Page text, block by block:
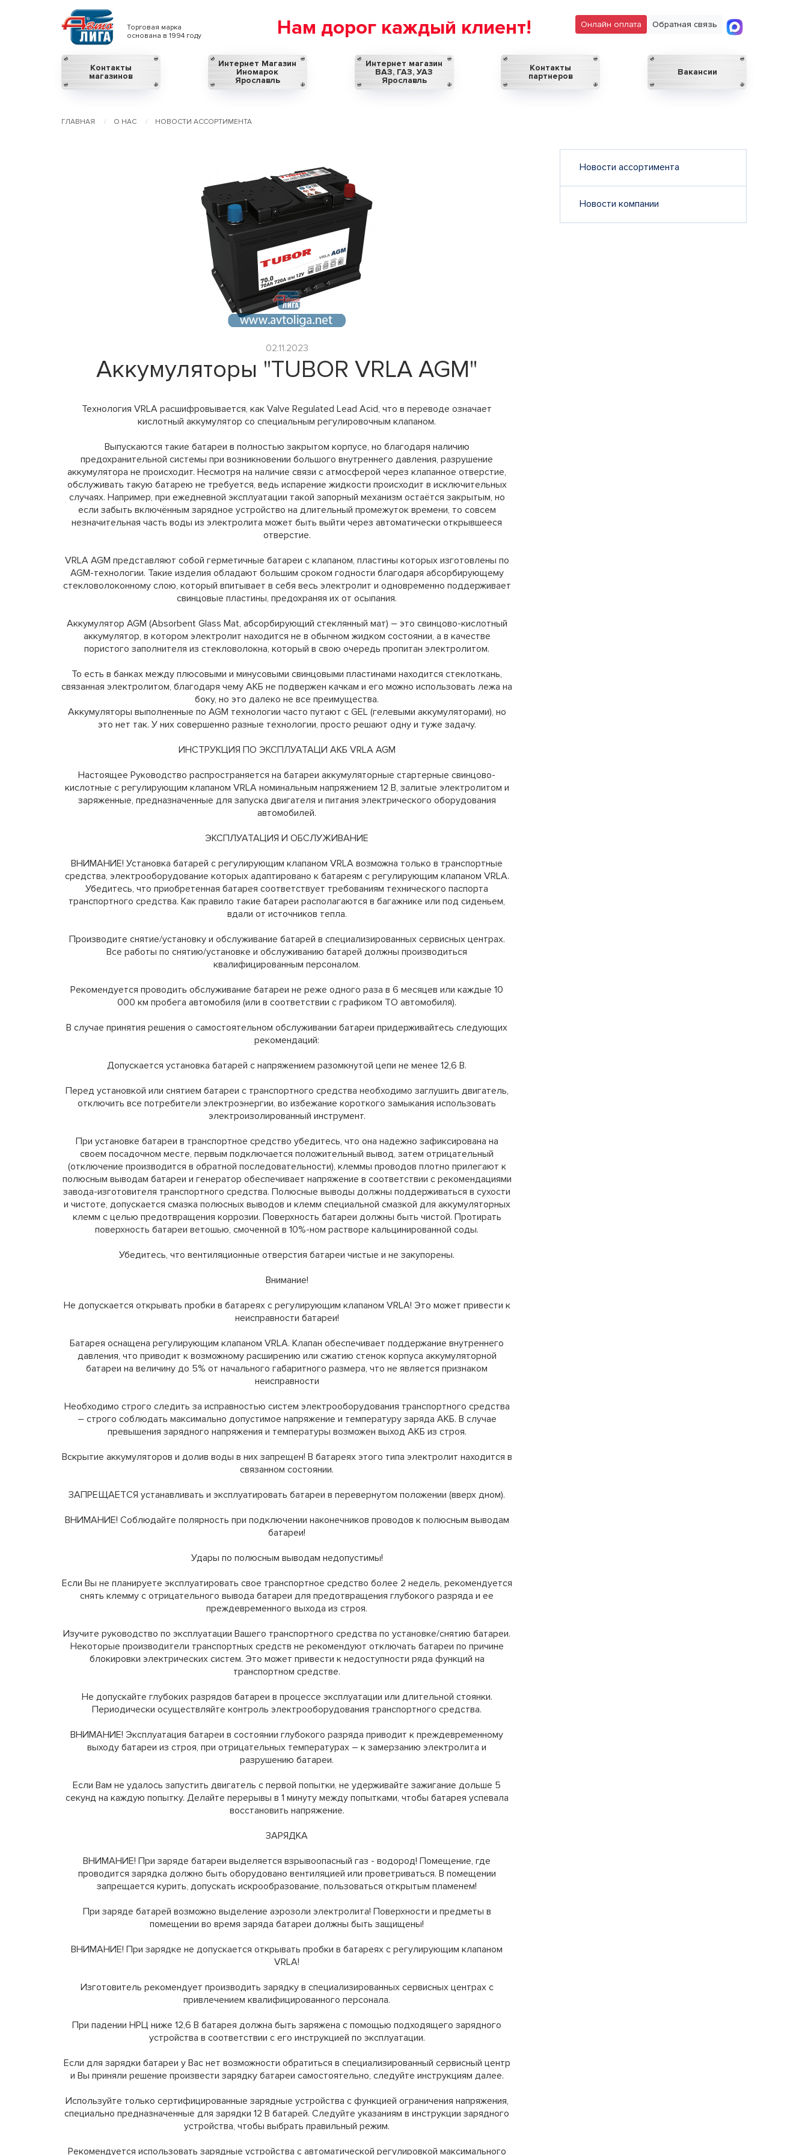
Торговая марка
основана в 1994 году
Нам дорог каждый клиент! Обратная связь
Онлайн оплата
Контакты
магазинов
Интернет Магазин
Иномарок
Ярославль
Интернет магазин
ВАЗ, ГАЗ, УАЗ
Ярославль
Контакты
партнеров
Вакансии
ГЛАВНАЯ О НАС НОВОСТИ АССОРТИМЕНТА
Новости ассортимента
Новости компании
02.11.2023
Аккумуляторы "TUBOR VRLA AGM"
Технология VRLA расшифровывается, как Valve Regulated Lead Acid, что в переводе означает
кислотный аккумулятор со специальным регулировочным клапаном.
Выпускаются такие батареи в полностью закрытом корпусе, но благодаря наличию
предохранительной системы при возникновении большого внутреннего давления, разрушение
аккумулятора не происходит. Несмотря на наличие связи с атмосферой через клапанное отверстие,
обслуживать такую батарею не требуется, ведь испарение жидкости происходит в исключительных
случаях. Например, при ежедневной эксплуатации такой запорный механизм остаётся закрытым, но
если забыть включённым зарядное устройство на длительный промежуток времени, то совсем
незначительная часть воды из электролита может быть выйти через автоматически открывшееся
отверстие.
VRLA AGM представляют собой герметичные батареи с клапаном, пластины которых изготовлены по
AGM-технологии. Такие изделия обладают большим сроком годности благодаря абсорбирующему
стекловолоконному слою, который впитывает в себя весь электролит и одновременно поддерживает
свинцовые пластины, предохраняя их от осыпания.
Аккумулятор AGM (Absorbent Glass Mat, абсорбирующий стеклянный мат) – это свинцово-кислотный
аккумулятор, в котором электролит находится не в обычном жидком состоянии, а в качестве
пористого заполнителя из стекловолокна, который в свою очередь пропитан электролитом.
То есть в банках между плюсовыми и минусовыми свинцовыми пластинами находится стеклоткань,
связанная электролитом, благодаря чему АКБ не подвержен качкам и его можно использовать лежа на
боку, но это далеко не все преимущества.
Аккумуляторы выполненные по AGM технологии часто путают с GEL (гелевыми аккумуляторами), но
это нет так. У них совершенно разные технологии, просто решают одну и туже задачу.
ИНСТРУКЦИЯ ПО ЭКСПЛУАТАЦИ АКБ VRLA AGM
Настоящее Руководство распространяется на батареи аккумуляторные стартерные свинцово-
кислотные с регулирующим клапаном VRLA номинальным напряжением 12 В, залитые электролитом и
заряженные, предназначенные для запуска двигателя и питания электрического оборудования
автомобилей.
ЭКСПЛУАТАЦИЯ И ОБСЛУЖИВАНИЕ
ВНИМАНИЕ! Установка батарей с регулирующим клапаном VRLA возможна только в транспортные
средства, электрооборудование которых адаптировано к батареям с регулирующим клапаном VRLA.
Убедитесь, что приобретенная батарея соответствует требованиям технического паспорта
транспортного средства. Как правило такие батареи располагаются в багажнике или под сиденьем,
вдали от источников тепла.
Производите снятие/установку и обслуживание батарей в специализированных сервисных центрах.
Все работы по снятию/установке и обслуживанию батарей должны производиться
квалифицированным персоналом.
Рекомендуется проводить обслуживание батареи не реже одного раза в 6 месяцев или каждые 10
000 км пробега автомобиля (или в соответствии с графиком ТО автомобиля).
В случае принятия решения о самостоятельном обслуживании батареи придерживайтесь следующих
рекомендаций:
Допускается установка батарей с напряжением разомкнутой цепи не менее 12,6 В.
Перед установкой или снятием батареи с транспортного средства необходимо заглушить двигатель,
отключить все потребители электроэнергии, во избежание короткого замыкания использовать
электроизолированный инструмент.
При установке батареи в транспортное средство убедитесь, что она надежно зафиксирована на
своем посадочном месте, первым подключается положительный вывод, затем отрицательный
(отключение производится в обратной последовательности), клеммы проводов плотно прилегают к
полюсным выводам батареи и генератор обеспечивает напряжение в соответствии с рекомендациями
завода-изготовителя транспортного средства. Полюсные выводы должны поддерживаться в сухости
и чистоте, допускается смазка полюсных выводов и клемм специальной смазкой для аккумуляторных
клемм с целью предотвращения коррозии. Поверхность батареи должны быть чистой. Протирать
поверхность батареи ветошью, смоченной в 10%-ном растворе кальцинированной соды.
Убедитесь, что вентиляционные отверстия батареи чистые и не закупорены.
Внимание!
Не допускается открывать пробки в батареях с регулирующим клапаном VRLA! Это может привести к
неисправности батареи!
Батарея оснащена регулирующим клапаном VRLA. Клапан обеспечивает поддержание внутреннего
давления, что приводит к возможному расширению или сжатию стенок корпуса аккумуляторной
батареи на величину до 5% от начального габаритного размера, что не является признаком
неисправности
Необходимо строго следить за исправностью систем электрооборудования транспортного средства
– строго соблюдать максимально допустимое напряжение и температуру заряда АКБ. В случае
превышения зарядного напряжения и температуры возможен выход АКБ из строя.
Вскрытие аккумуляторов и долив воды в них запрещен! В батареях этого типа электролит находится в
связанном состоянии.
ЗАПРЕЩАЕТСЯ устанавливать и эксплуатировать батареи в перевернутом положении (вверх дном).
ВНИМАНИЕ! Соблюдайте полярность при подключении наконечников проводов к полюсным выводам
батареи!
Удары по полюсным выводам недопустимы!
Если Вы не планируете эксплуатировать свое транспортное средство более 2 недель, рекомендуется
снять клемму с отрицательного вывода батареи для предотвращения глубокого разряда и ее
преждевременного выхода из строя.
Изучите руководство по эксплуатации Вашего транспортного средства по установке/снятию батареи.
Некоторые производители транспортных средств не рекомендуют отключать батареи по причине
блокировки электрических систем. Это может привести к недоступности ряда функций на
транспортном средстве.
Не допускайте глубоких разрядов батареи в процессе эксплуатации или длительной стоянки.
Периодически осуществляйте контроль электрооборудования транспортного средства.
ВНИМАНИЕ! Эксплуатация батареи в состоянии глубокого разряда приводит к преждевременному
выходу батареи из строя, при отрицательных температурах – к замерзанию электролита и
разрушению батареи.
Если Вам не удалось запустить двигатель с первой попытки, не удерживайте зажигание дольше 5
секунд на каждую попытку. Делайте перерывы в 1 минуту между попытками, чтобы батарея успевала
восстановить напряжение.
ЗАРЯДКА
ВНИМАНИЕ! При заряде батареи выделяется взрывоопасный газ - водород! Помещение, где
проводится зарядка должно быть оборудовано вентиляцией или проветриваться. В помещении
запрещается курить, допускать искрообразование, пользоваться открытым пламенем!
При заряде батарей возможно выделение аэрозоли электролита! Поверхности и предметы в
помещении во время заряда батареи должны быть защищены!
ВНИМАНИЕ! При зарядке не допускается открывать пробки в батареях с регулирующим клапаном
VRLA!
Изготовитель рекомендует производить зарядку в специализированных сервисных центрах с
привлечением квалифицированного персонала.
При падении НРЦ ниже 12,6 В батарея должна быть заряжена с помощью подходящего зарядного
устройства в соответствии с его инструкцией по эксплуатации.
Если для зарядки батареи у Вас нет возможности обратиться в специализированный сервисный центр
и Вы приняли решение произвести зарядку батареи самостоятельно, следуйте инструкциям далее.
Используйте только сертифицированные зарядные устройства с функцией ограничения напряжения,
специально предназначенные для зарядки 12 В батарей. Следуйте указаниям в инструкции зарядного
устройства, чтобы выбрать правильный режим.
Рекомендуется использовать зарядные устройства с автоматической регулировкой максимального